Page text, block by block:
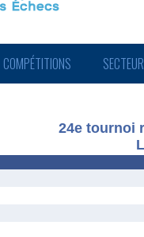
COMPÉTITIONS
24e tournoi